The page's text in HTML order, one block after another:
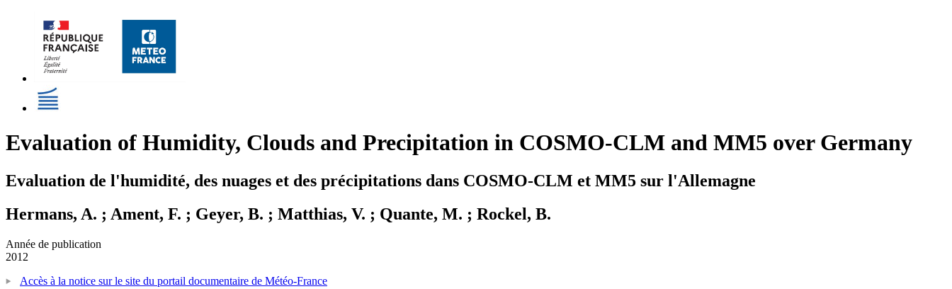
Evaluation of Humidity, Clouds and Precipitation in COSMO-CLM and MM5 over Germany
Evaluation de l'humidité, des nuages et des précipitations dans COSMO-CLM et MM5 sur l'Allemagne
Hermans, A. ; Ament, F. ; Geyer, B. ; Matthias, V. ; Quante, M. ; Rockel, B.
Année de publication
2012
Accès à la notice sur le site du portail documentaire de Météo-France